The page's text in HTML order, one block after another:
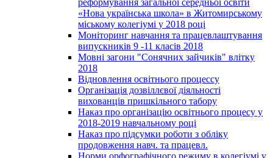
реформування загальної середньої освіти
«Нова українська школа» в Житомирському
міському колегіумі у 2018 році
Моніторинг навчання та працевлаштування
випускників 9 -11 класів 2018
Мовні загони "Сонячних зайчиків" влітку
2018
Відновлення освітнього процессу
Організація дозвіллєвої діяльності
вихованців пришкільного табору
Наказ про організацію освітнього процесу у
2018-2019 навчальному році
Наказ про підсумки роботи з обліку
продовження навч. та працевл.